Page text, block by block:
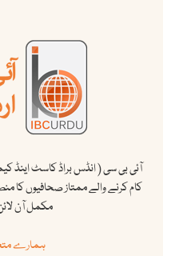
آئی بی سی ( انڈس براڈ کاسٹ اینڈ
کام کرنے والے ممتاز صحافیوں کا
مکمل آن
ہمارے